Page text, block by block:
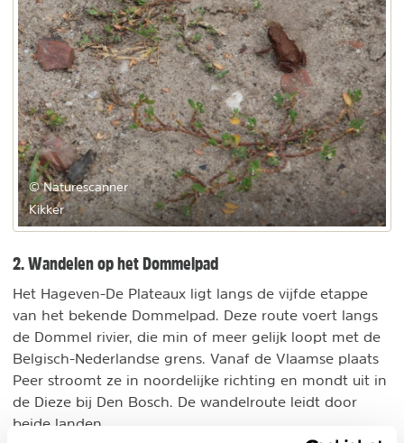
© Naturescanner
Kikker
2. Wandelen op het Dommelpad
Het Hageven-De Plateaux ligt langs de vijfde etappe
van het bekende Dommelpad. Deze route voert langs
de Dommel rivier, die min of meer gelijk loopt met de
Belgisch-Nederlandse grens. Vanaf de Vlaamse plaats
Peer stroomt ze in noordelijke richting en mondt uit in
de Dieze bij Den Bosch. De wandelroute leidt door
beide landen.